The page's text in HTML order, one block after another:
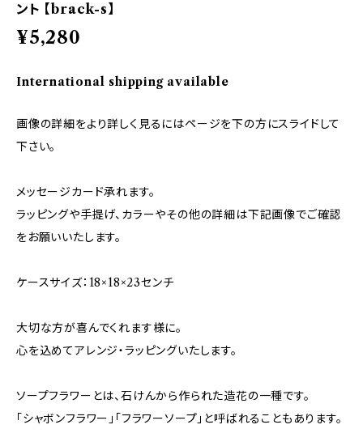
ント 【brack-s】
¥5,280
International shipping available
画像の詳細をより詳しく見るにはページを下の方にスライドして
下さい。
メッセージカード承れます。
ラッピングや手提げ、カラーやその他の詳細は下記画像でご確認
をお願いいたします。
ケースサイズ：18×18×23センチ
大切な方が喜んでくれます様に。
心を込めてアレンジ・ラッピングいたします。
ソープフラワーとは、石けんから作られた造花の一種です。
「シャボンフラワー」「フラワーソープ」と呼ばれることもあります。